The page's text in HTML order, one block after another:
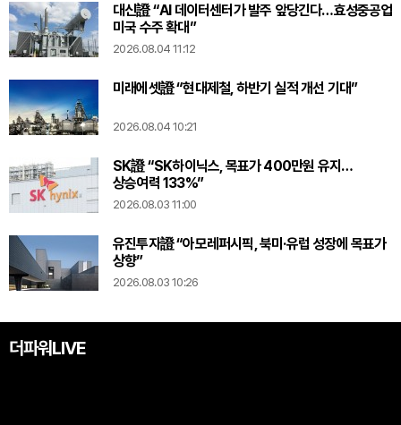
대신證 “AI 데이터센터가 발주 앞당긴다…효성중공업
미국 수주 확대”
2026.08.04 11:12
미래에셋證 “현대제철, 하반기 실적 개선 기대”
2026.08.04 10:21
SK證 “SK하이닉스, 목표가 400만원 유지…
상승여력 133%”
2026.08.03 11:00
유진투자證 “아모레퍼시픽, 북미·유럽 성장에 목표가
상향”
2026.08.03 10:26
더파워LIVE